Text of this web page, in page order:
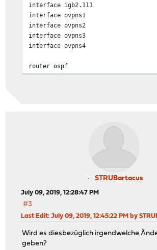
interface igb2.111
interface ovpns1
interface ovpns2
interface ovpns3
interface ovpns4
router ospf
network 10.11.0.0/24 area 0.0.0.0
network 10.11.1.0/24 area 0.0.0.0
network 10.11.11.0/30 area 0.0.0.0
network 10.11.5.0/30 area 0.0.0.0
network 10.0.0.0/30 area 0.0.0.0
network 10.0.1.0/30 area 0.0.0.0
network 10.0.2.0/30 area 0.0.0.0
access-list dnr-list permit any
route-map DNR permit 10
match ip address dnr-list
STRUBartacus
July 09, 2019, 12:28:47 PM
#3
Last Edit: July 09, 2019, 12:45:22 PM by
Wird es diesbezüglich irgendwelche
geben?